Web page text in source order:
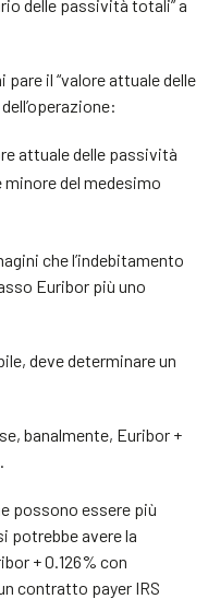
delle passività totali” a
il “valore attuale delle
attuale delle passività
minore del medesimo
che l’indebitamento
Euribor più uno
deve determinare un
banalmente, Euribor +
possono essere più
potrebbe avere la
+ 0.126% con
contratto payer IRS